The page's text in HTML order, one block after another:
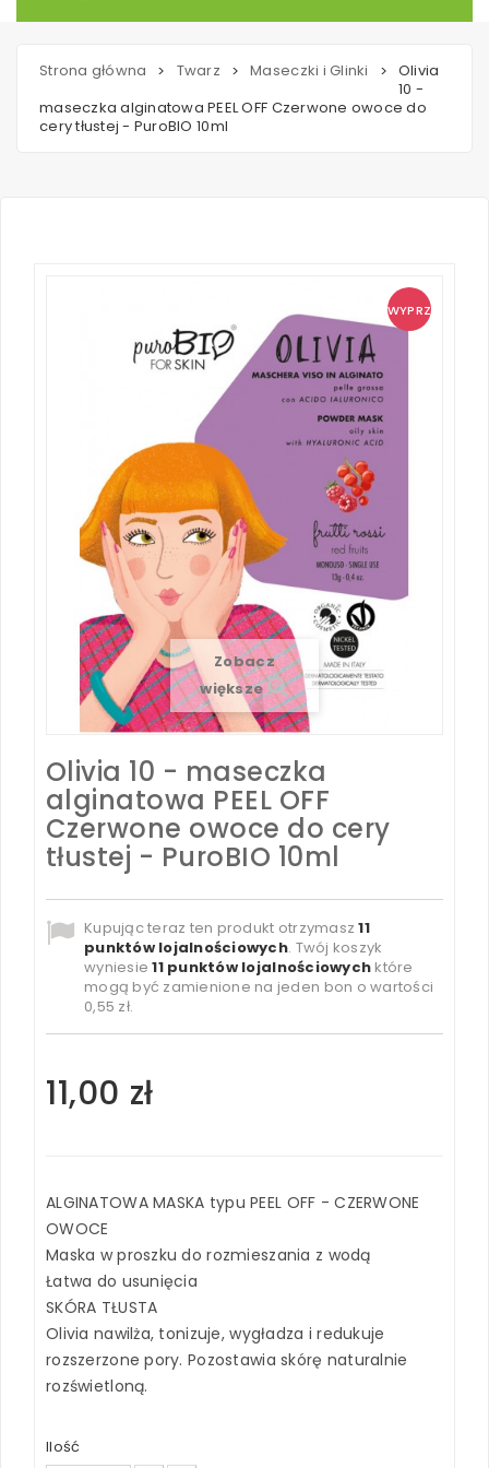
Strona główna > Twarz > Maseczki i Glinki > Olivia
10 -
maseczka alginatowa PEEL OFF Czerwone owoce do
cery tłustej - PuroBIO 10ml
WYPRZ!
Zobacz
większe
Olivia 10 - maseczka
alginatowa PEEL OFF
Czerwone owoce do cery
tłustej - PuroBIO 10ml
Kupując teraz ten produkt otrzymasz11
punktów lojalnościowych. Twój koszyk
wyniesie11punktów lojalnościowych które
mogą być zamienione na jeden bon o wartości
0,55 zł.
11,00 zł
ALGINATOWA MASKA typu PEEL OFF - CZERWONE
OWOCE
Maska w proszku do rozmieszania z wodą
Łatwa do usunięcia
SKÓRA TŁUSTA
Olivia nawilża, tonizuje, wygładza i redukuje
rozszerzone pory. Pozostawia skórę naturalnie
rozświetloną.
Ilość